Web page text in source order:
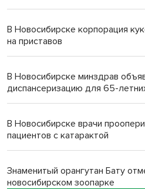
В Новосибирске корпорация
на приставов
В Новосибирске минздрав
диспансеризацию для 65-
В Новосибирске врачи
пациентов с катарактой
Знаменитый орангутан Бату
новосибирском зоопарке